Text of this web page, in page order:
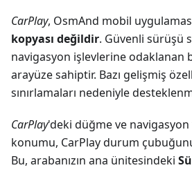
CarPlay, OsmAnd mobil
kopyası değildir. Güvenli sürüşü
navigasyon işlevlerine odaklanan
arayüze sahiptir. Bazı gelişmiş
sınırlamaları nedeniyle
CarPlay'deki düğme ve navigasyon
konumu, CarPlay durum
Bu, arabanızın ana ünitesindeki